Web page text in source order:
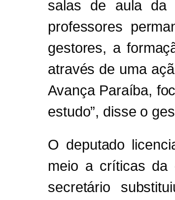
salas de aula da
professores
gestores, a
através de uma
Avança Paraíba,
estudo”, disse o
O deputado
meio a críticas da
secretário